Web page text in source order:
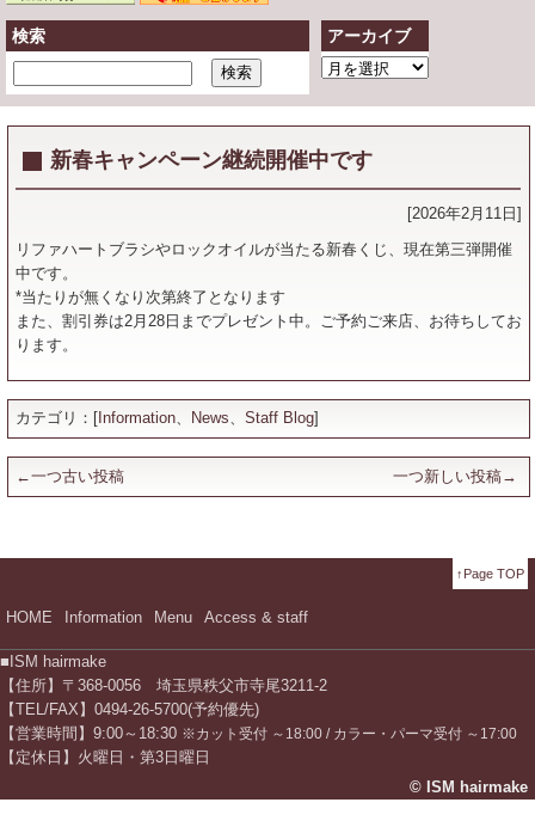
検索 アーカイブ
ア
ブ
新春キャンペーン継続開催中です
[2026年2月11日]
リファハートブラシやロックオイルが当たる新春くじ、現在第三弾開催
中です。
*当たりが無くなり次第終了となります
また、割引券は2月28日までプレゼント中。ご予約ご来店、お待ちしてお
ります。
カテゴリ：[Information、 News、 Staff Blog]
←一つ古い投稿 一つ新しい投稿→
↑Page TOP
HOME Information Menu Access & staff
■ISM hairmake
【住所】〒368-0056 埼玉県秩父市寺尾3211-2
【TEL/FAX】0494-26-5700(予約優先)
【営業時間】9:00～18:30 ※カット受付 ～18:00 / カラー・パーマ受付 ～17:00
【定休日】火曜日・第3日曜日
© ISM hairmake